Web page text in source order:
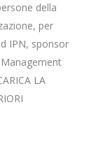
della
per
IPN, sponsor
LA